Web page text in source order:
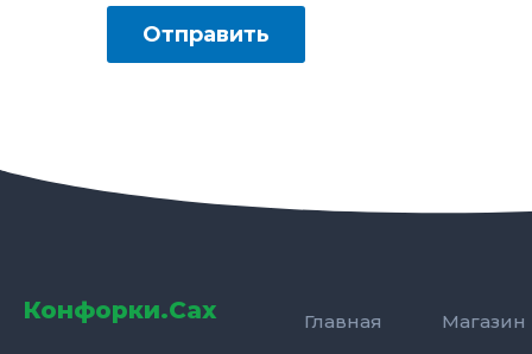
Конфорки.Сах Главная Магазин